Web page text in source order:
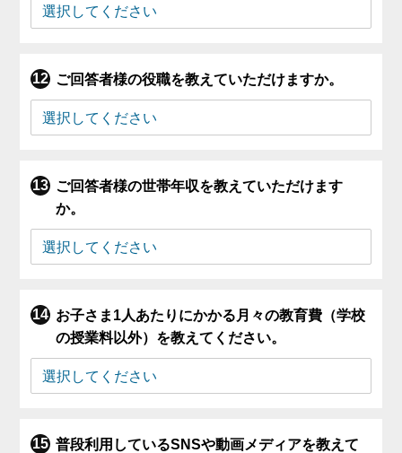
ご回答者様の役職を教えていただけますか。
ご回答者様の世帯年収を教えていただけます
か。
お子さま1人あたりにかかる月々の教育費（学校
の授業料以外）を教えてください。
普段利用しているSNSや動画メディアを教えて